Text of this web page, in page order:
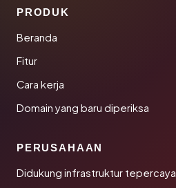
PRODUK
Beranda
Fitur
Cara kerja
Domain yang baru diperiksa
PERUSAHAAN
Didukung infrastruktur tepercaya